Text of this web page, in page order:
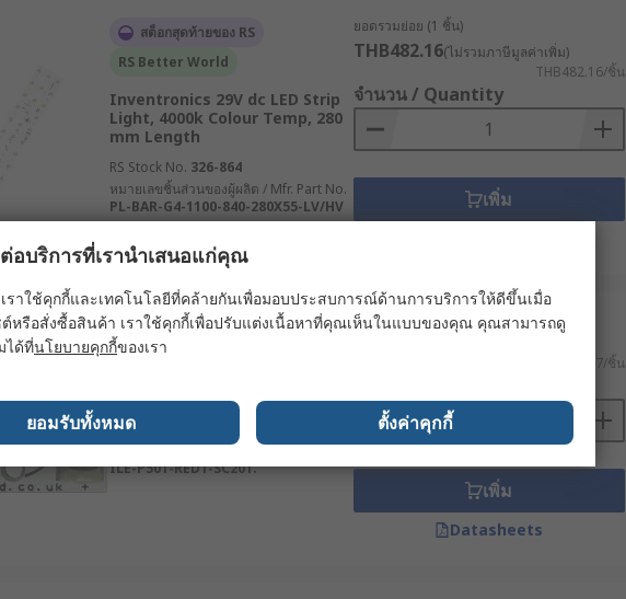
สต็อกสุดท้ายของ RS
RS Better World
Inventronics 29V dc LED Strip
Light, 4000k Colour Temp, 280
mm Length
RS Stock No. 326-864
หมายเลขชิ้นส่วนของผู้ผลิต / Mfr. Part No.
PL-BAR-G4-1100-840-280X55-LV/HV
ยอดรวมย่อย (1 ชิ้น)
THB482.16(ไม่รวมภาษีมูลค่าเพิ่ม)
THB482.16/ชิ้น
จำนวน / Quantity
เพิ่ม
หมดสต็อกชั่วคราว
Intelligent LED Solutions 0.32V
Temp
RS Stock No.
หมายเลขชิ้นส่วนของผู้ผลิต / Mfr. Part No.
ILE-P501-RED1-SC201.
ยอดรวมย่อย (1 ชิ้น)
THB120.87/ชิ้น
เพิ่ม
Datasheets
อบริการที่เรานำเสนอแก่คุณ
ราใช้คุกกี้และเทคโนโลยีที่คล้ายกันเพื่อมอบประสบการณ์ด้านการบริการให้ดีขึ้นเมื่อ
หรือสั่งซื้อสินค้า เราใช้คุกกี้เพื่อปรับแต่งเนื้อหาที่คุณเห็นในแบบของคุณ คุณสามารถดู
ได้ที่นโยบายคุกกี้ของเรา
ยอมรับทั้งหมด ตั้งค่าคุกกี้